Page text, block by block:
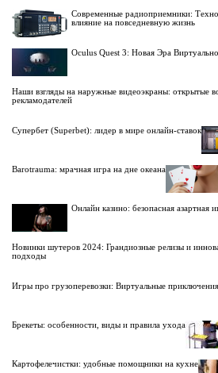
Современные радиоприемники:
влияние на повседневную жизнь
Oculus Quest 3: Новая Эра
Наши взгляды на наружные видеоэкраны: открытые
рекламодателей
Супербет (Superbet): лидер в мире онлайн-ставок
Barotrauma: мрачная игра на дне океана
Онлайн казино: безопасная азартная
Новинки шутеров 2024: Грандиозные релизы и
подходы
Игры про грузоперевозки: Виртуальные
Брекеты: особенности, виды и правила ухода
Картофелечистки: удобные помощники на кухне